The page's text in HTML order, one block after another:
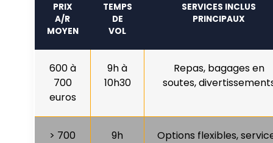
PRIX
A/R
MOYEN
TEMPS
DE
VOL
SERVICES INCLUS
PRINCIPAUX
600 à
700
euros
9h à
10h30
Repas, bagages en
soutes,
> 700
9h
Options flexibles,